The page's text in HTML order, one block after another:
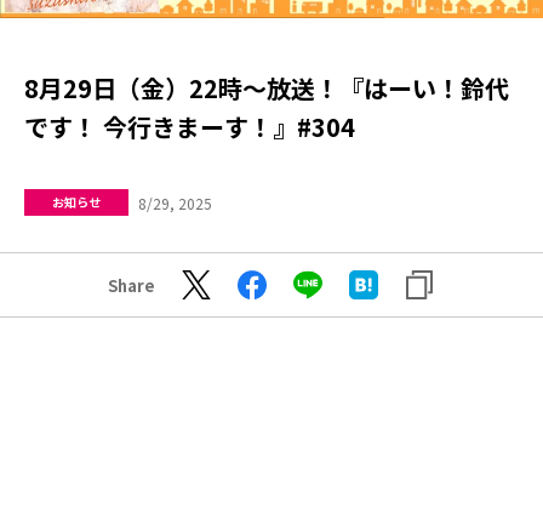
8月29日（金）22時～放送！『はーい！鈴代
です！ 今行きまーす！』#304
お知らせ 8/29, 2025
Share